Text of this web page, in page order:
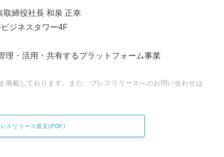
取締役社長 和泉 正幸
ジネスタワー4F
理・活用・共有するプラットフォーム事業
掲載しております。また、プレスリリースへのお問い合わせは
レスリリース原文(PDF)